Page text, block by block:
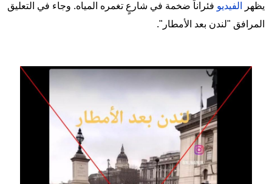
يظهر الفيديو فئراناً ضخمة في شارعٍ تغمره المياه. وجاء في التعليق
المرافق "لندن بعد الأمطار".
Image